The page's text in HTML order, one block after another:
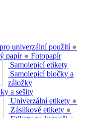
univerzální použití ●
papír ● Fotopapír
Samolepicí etikety
Univerzální etikety ●
Zásilkové etikety ●
Samolepicí bločky a
záložky
a sešity